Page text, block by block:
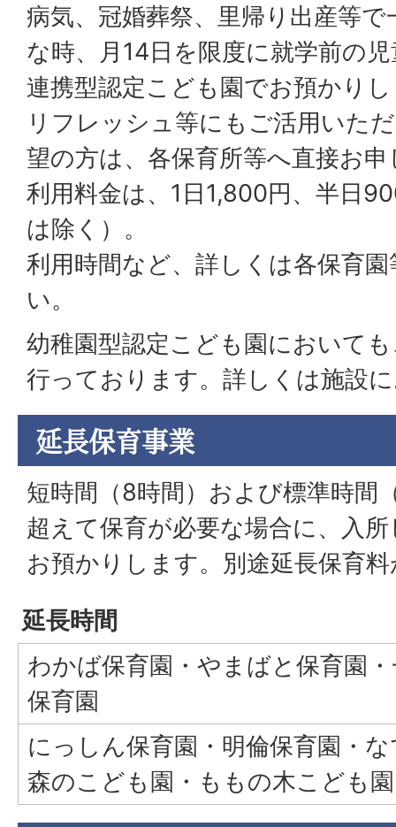
病気、冠婚葬祭、里帰り出産等
な時、月14日を限度に就学前の
連携型認定こども園でお預かり
リフレッシュ等にもご活用いた
望の方は、各保育所等へ直接お
利用料金は、1日1,800円、半日
は除く）。
利用時間など、詳しくは各保育
い。
幼稚園型認定こども園において
行っております。詳しくは施設
延長保育事業
短時間（8時間）および標準時間
超えて保育が必要な場合に、入
お預かりします。別途延長保育
延長時間
わかば保育園・やまばと保育園
保育園
にっしん保育園・明倫保育園・
森のこども園・ももの木こども園